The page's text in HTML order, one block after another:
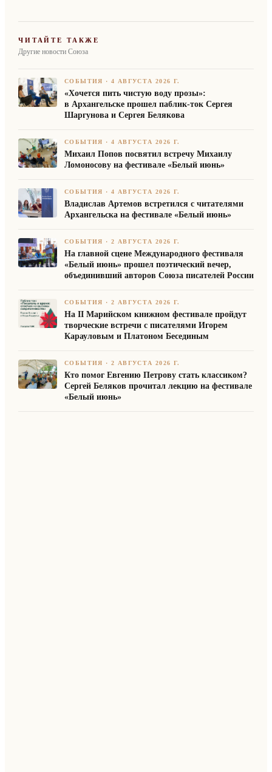
ЧИТАЙТЕ ТАКЖЕ
Другие новости Союза
СОБЫТИЯ ·4 АВГУСТА 2026 Г.
«Хочется пить чистую воду прозы»:
в Архангельске прошел паблик-ток Сергея
Шаргунова и Сергея Белякова
СОБЫТИЯ ·4 АВГУСТА 2026 Г.
Михаил Попов посвятил встречу Михаилу
Ломоносову на фестивале «Белый июнь»
СОБЫТИЯ ·4 АВГУСТА 2026 Г.
Владислав Артемов встретился с читателями
Архангельска на фестивале «Белый июнь»
СОБЫТИЯ ·2 АВГУСТА 2026 Г.
На главной сцене Международного фестиваля
«Белый июнь» прошел поэтический вечер,
объединивший авторов Союза писателей России
СОБЫТИЯ ·2 АВГУСТА 2026 Г.
На II Марийском книжном фестивале пройдут
творческие встречи с писателями Игорем
Карауловым и Платоном Бесединым
СОБЫТИЯ ·2 АВГУСТА 2026 Г.
Кто помог Евгению Петрову стать классиком?
Сергей Беляков прочитал лекцию на фестивале
«Белый июнь»